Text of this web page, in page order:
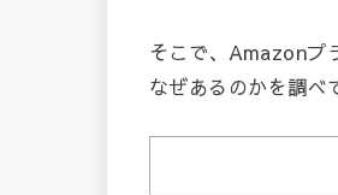
そこで、Amazonプ
なぜあるのかを調べ